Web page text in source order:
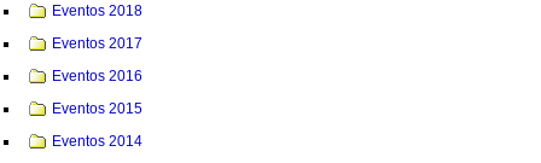
Eventos 2018
Eventos 2017
Eventos 2016
Eventos 2015
Eventos 2014